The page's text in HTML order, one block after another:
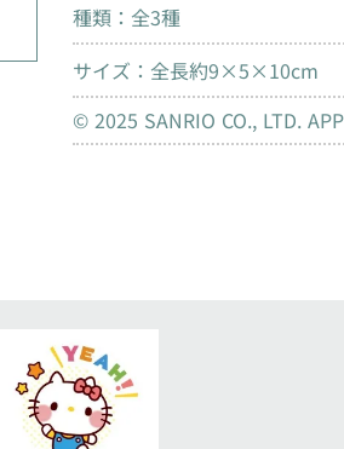
種類：全3種
サイズ：全長約9×5×10cm
© 2025 SANRIO CO., LTD.